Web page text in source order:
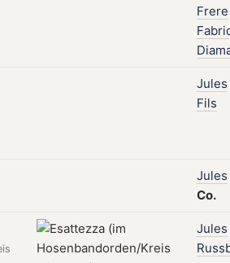
Frere
Jules
Fils
Jules
Co.
Jules